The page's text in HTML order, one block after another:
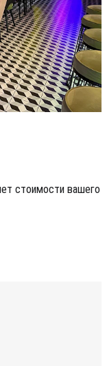
стоимости вашего